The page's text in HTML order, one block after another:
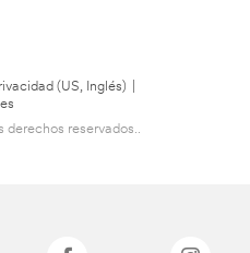
(US, Inglés)
reservados..